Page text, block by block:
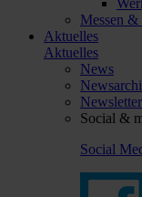
Messen &
Aktuelles
Aktuelles
News
Newsletter
Social &
Social